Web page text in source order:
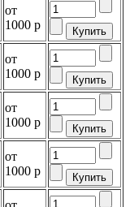
от
1000 р
от
1000 р
от
1000 р
от
1000 р